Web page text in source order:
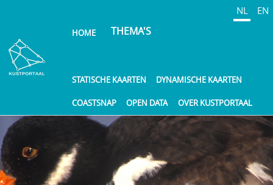
de
inhoud
gaan
NL EN
HOME THEMA'S
STATISCHE KAARTEN DYNAMISCHE KAARTEN
COASTSNAP OPEN DATA OVER KUSTPORTAAL